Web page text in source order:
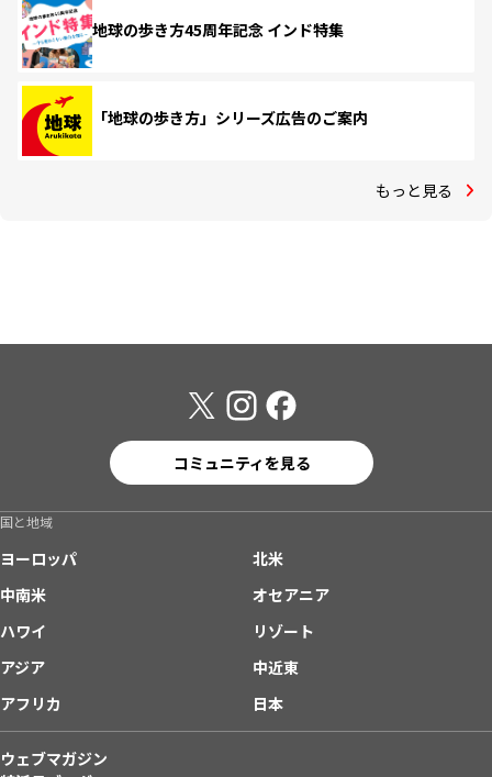
地球の歩き方45周年記念 インド特集
「地球の歩き方」シリーズ広告のご案内
もっと見る
コミュニティを見る
国と地域
ヨーロッパ
北米
中南米
オセアニア
ハワイ
リゾート
アジア
中近東
アフリカ
日本
ウェブマガジン